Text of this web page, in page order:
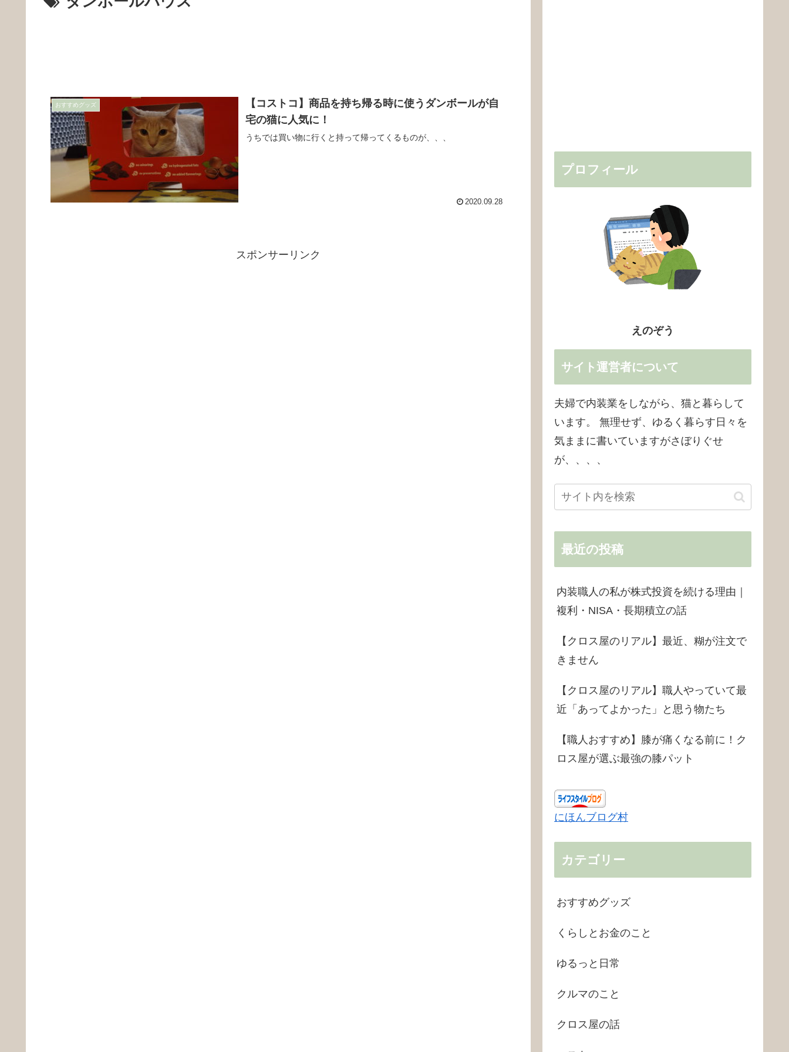
おすすめグッズ
【コストコ】商品を持ち帰る時に使うダンボールが自
宅の猫に人気に！
うちでは買い物に行くと持って帰ってくるものが、、、
2020.09.28
スポンサーリンク
プロフィール
えのぞう
サイト運営者について
夫婦で内装業をしながら、猫と暮らして
います。 無理せず、ゆるく暮らす日々を
気ままに書いていますがさぼりぐせ
が、、、、
最近の投稿
内装職人の私が株式投資を続ける理由｜
複利・NISA・長期積立の話
【クロス屋のリアル】最近、糊が注文で
きません
【クロス屋のリアル】職人やっていて最
近「あってよかった」と思う物たち
【職人おすすめ】膝が痛くなる前に！ク
ロス屋が選ぶ最強の膝パット
にほんブログ村
カテゴリー
おすすめグッズ
くらしとお金のこと
ゆるっと日常
クルマのこと
クロス屋の話